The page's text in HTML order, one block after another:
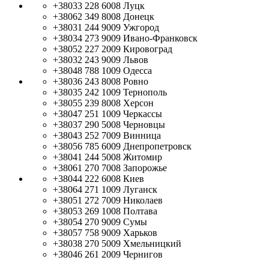
+38033 228 6008 Луцк
+38062 349 8008 Донецк
+38031 244 9009 Ужгород
+38034 273 9009 Ивано-Франковск
+38052 227 2009 Кировоград
+38032 243 9009 Львов
+38048 788 1009 Одесса
+38036 243 8008 Ровно
+38035 242 1009 Тернополь
+38055 239 8008 Херсон
+38047 251 1009 Черкассы
+38037 290 5008 Черновцы
+38043 252 7009 Винница
+38056 785 6009 Днепропетровск
+38041 244 5008 Житомир
+38061 270 7008 Запорожье
+38044 222 6008 Киев
+38064 271 1009 Луганск
+38051 272 7009 Николаев
+38053 269 1008 Полтава
+38054 270 9009 Сумы
+38057 758 9009 Харьков
+38038 270 5009 Хмельницкий
+38046 261 2009 Чернигов